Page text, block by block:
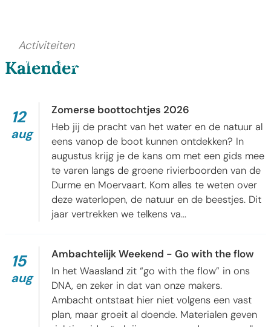
Activiteiten
Kalender
Maand augustus
Zomerse boottochtjes 2026
wo
12
aug
2026 Zomerse boottochtjes 2026
Heb jij de pracht van het water en de natuur al
eens vanop de boot kunnen ontdekken? In
augustus krijg je de kans om met een gids mee
te varen langs de groene rivierboorden van de
Durme en Moervaart. Kom alles te weten over
deze waterlopen, de natuur en de beestjes. Dit
jaar vertrekken we telkens va...
Ambachtelijk Weekend - Go with the flow
za
15
aug
2026 Ambachtelijk Weekend - Go with the flow
In het Waasland zit “go with the flow” in ons
DNA, en zeker in dat van onze makers.
Ambacht ontstaat hier niet volgens een vast
plan, maar groeit al doende. Materialen geven